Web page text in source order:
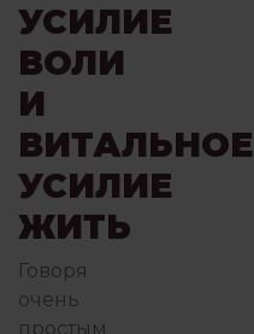
УСИЛИЕ
ВОЛИ
И
ВИТАЛЬНОЕ
УСИЛИЕ
ЖИТЬ
Говоря
очень
простым